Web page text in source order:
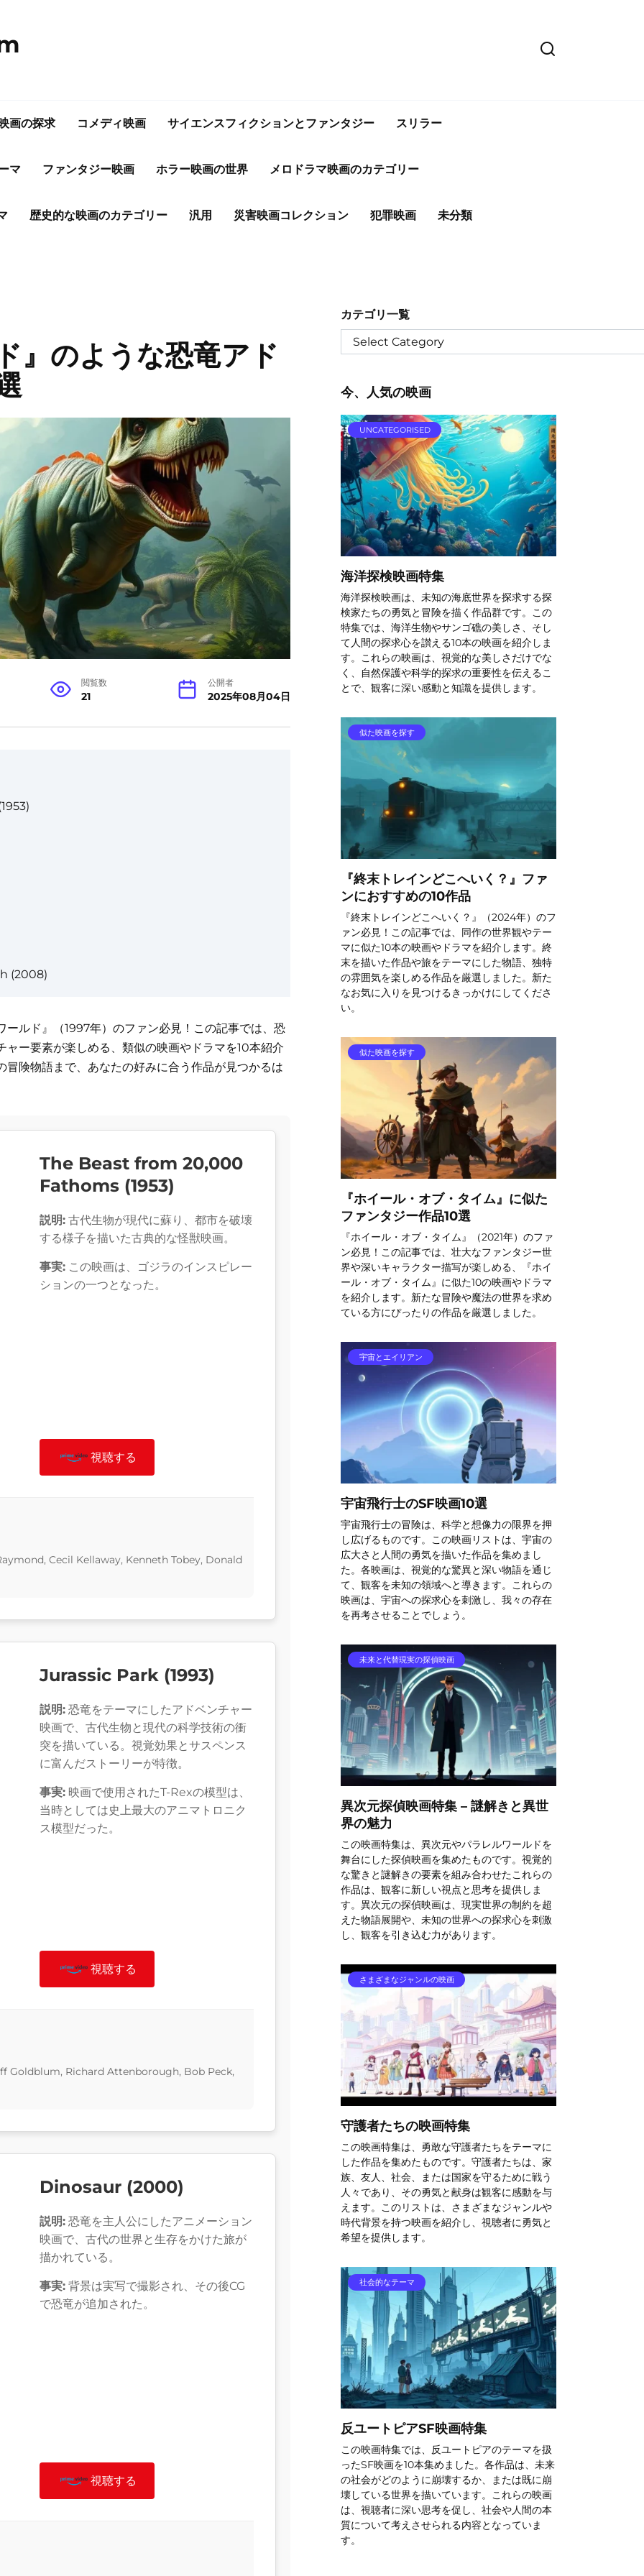
画の探求 コメディ映画 サイエンスフィクションとファンタジー スリラー
マ ファンタジー映画 ホラー映画の世界 メロドラマ映画のカテゴリー
歴史的な映画のカテゴリー 汎用 災害映画コレクション 犯罪映画 未分類
』のような恐竜アド
閲覧数
21
公開者
2025年08月04日
(2008)
ルド』（1997年）のファン必見！この記事では、恐
ー要素が楽しめる、類似の映画やドラマを10本紹介
険物語まで、あなたの好みに合う作品が見つかるは
The Beast from 20,000
Fathoms (1953)
説明: 古代生物が現代に蘇り、都市を破壊
する様子を描いた古典的な怪獣映画。
事実: この映画は、ゴジラのインスピレー
ションの一つとなった。
視聴する
Cecil Kellaway, Kenneth Tobey, Donald
Jurassic Park (1993)
説明: 恐竜をテーマにしたアドベンチャー
映画で、古代生物と現代の科学技術の衝
突を描いている。視覚効果とサスペンス
に富んだストーリーが特徴。
事実: 映画で使用されたT-Rexの模型は、
当時としては史上最大のアニマトロニク
ス模型だった。
視聴する
Goldblum, Richard Attenborough, Bob Peck,
Dinosaur (2000)
説明: 恐竜を主人公にしたアニメーション
映画で、古代の世界と生存をかけた旅が
描かれている。
事実: 背景は実写で撮影され、その後CG
で恐竜が追加された。
視聴する
カテゴリ一覧
今、人気の映画
UNCATEGORISED
海洋探検映画特集
海洋探検映画は、未知の海底世界を探求する探
検家たちの勇気と冒険を描く作品群です。この
特集では、海洋生物やサンゴ礁の美しさ、そし
て人間の探求心を讃える10本の映画を紹介しま
す。これらの映画は、視覚的な美しさだけでな
く、自然保護や科学的探求の重要性を伝えるこ
とで、観客に深い感動と知識を提供します。
似た映画を探す
『終末トレインどこへいく？』ファ
ンにおすすめの10作品
『終末トレインどこへいく？』（2024年）のフ
ァン必見！この記事では、同作の世界観やテー
マに似た10本の映画やドラマを紹介します。終
末を描いた作品や旅をテーマにした物語、独特
の雰囲気を楽しめる作品を厳選しました。新た
なお気に入りを見つけるきっかけにしてくださ
い。
似た映画を探す
『ホイール・オブ・タイム』に似た
ファンタジー作品10選
『ホイール・オブ・タイム』（2021年）のファ
ン必見！この記事では、壮大なファンタジー世
界や深いキャラクター描写が楽しめる、『ホイ
ール・オブ・タイム』に似た10の映画やドラマ
を紹介します。新たな冒険や魔法の世界を求め
ている方にぴったりの作品を厳選しました。
宇宙とエイリアン
宇宙飛行士のSF映画10選
宇宙飛行士の冒険は、科学と想像力の限界を押
し広げるものです。この映画リストは、宇宙の
広大さと人間の勇気を描いた作品を集めまし
た。各映画は、視覚的な驚異と深い物語を通じ
て、観客を未知の領域へと導きます。これらの
映画は、宇宙への探求心を刺激し、我々の存在
を再考させることでしょう。
未来と代替現実の探偵映画
異次元探偵映画特集 – 謎解きと異世
界の魅力
この映画特集は、異次元やパラレルワールドを
舞台にした探偵映画を集めたものです。視覚的
な驚きと謎解きの要素を組み合わせたこれらの
作品は、観客に新しい視点と思考を提供しま
す。異次元の探偵映画は、現実世界の制約を超
えた物語展開や、未知の世界への探求心を刺激
し、観客を引き込む力があります。
さまざまなジャンルの映画
守護者たちの映画特集
この映画特集は、勇敢な守護者たちをテーマに
した作品を集めたものです。守護者たちは、家
族、友人、社会、または国家を守るために戦う
人々であり、その勇気と献身は観客に感動を与
えます。このリストは、さまざまなジャンルや
時代背景を持つ映画を紹介し、視聴者に勇気と
希望を提供します。
社会的なテーマ
反ユートピアSF映画特集
この映画特集では、反ユートピアのテーマを扱
ったSF映画を10本集めました。各作品は、未来
の社会がどのように崩壊するか、または既に崩
壊している世界を描いています。これらの映画
は、視聴者に深い思考を促し、社会や人間の本
質について考えさせられる内容となっていま
す。